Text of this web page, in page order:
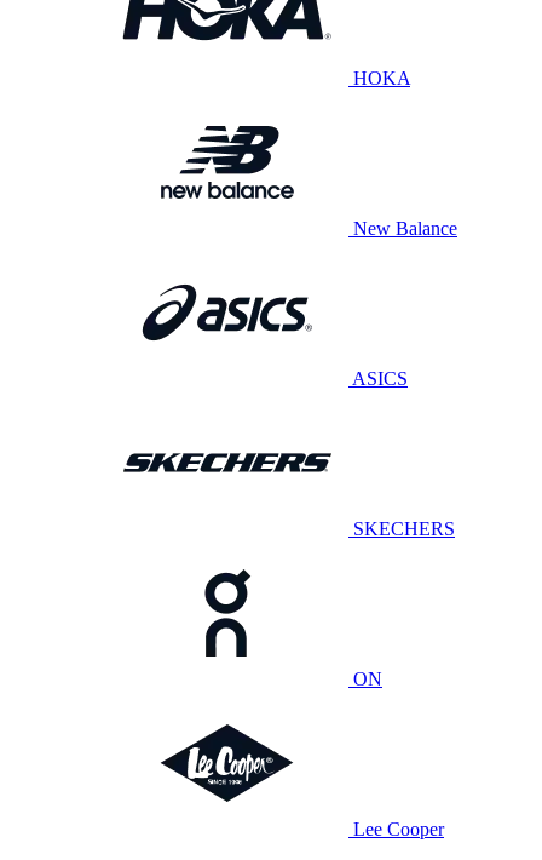
HOKA
New Balance
ASICS
SKECHERS
ON
Lee Cooper